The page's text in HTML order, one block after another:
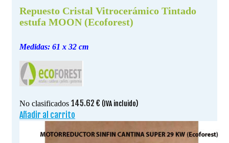
Repuesto Cristal Vitrocerámico Tintado
estufa MOON (Ecoforest)
Medidas: 61 x 32 cm
No clasificados 145.62 € (IVA incluido)
Añadir al carrito